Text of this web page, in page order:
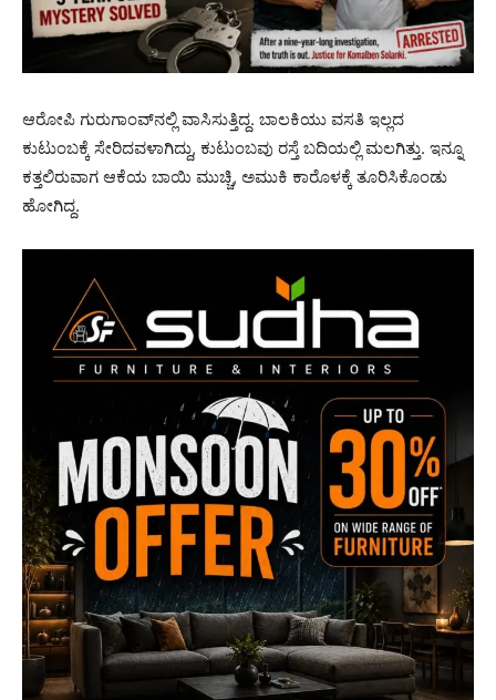
ಆರೋಪಿ ಗುರುಗಾಂವ್‌ನಲ್ಲಿ ವಾಸಿಸುತ್ತಿದ್ದ. ಬಾಲಕಿಯು ವಸತಿ ಇಲ್ಲದ
ಕುಟುಂಬಕ್ಕೆ ಸೇರಿದವಳಾಗಿದ್ದು, ಕುಟುಂಬವು ರಸ್ತೆ ಬದಿಯಲ್ಲಿ ಮಲಗಿತ್ತು. ಇನ್ನೂ
ಕತ್ತಲಿರುವಾಗ ಆಕೆಯ ಬಾಯಿ ಮುಚ್ಚಿ, ಅಮುಕಿ ಕಾರೊಳಕ್ಕೆ ತೂರಿಸಿಕೊಂಡು
ಹೋಗಿದ್ದ.